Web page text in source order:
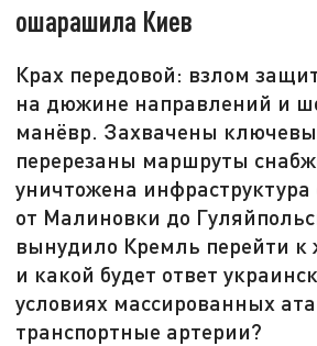
ошарашила Киев
Крах передовой: взлом
на дюжине направлений и
манёвр. Захвачены
перерезаны маршруты
уничтожена
от Малиновки до
вынудило Кремль перейти к
и какой будет ответ
условиях массированных
транспортные артерии?